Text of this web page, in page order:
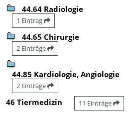
44.64 Radiologie
1 Eintrag
44.65 Chirurgie
2 Einträge
44.85 Kardiologie, Angiologie
2 Einträge
46 Tiermedizin 11 Einträge